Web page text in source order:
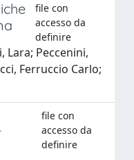
file con
accesso da
definire
Lara; Peccenini,
Ferruccio Carlo;
file con
accesso da
definire